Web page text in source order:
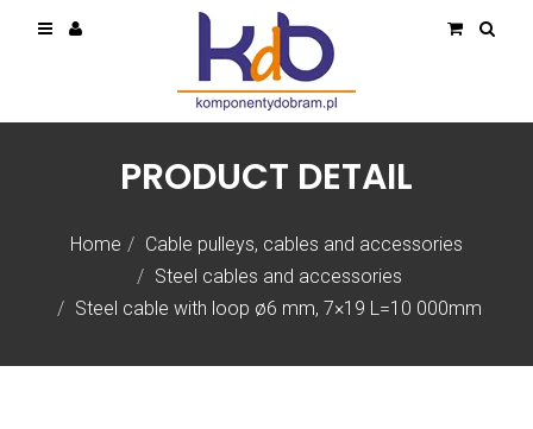
Home
Cable pulleys, cables and accessories
Steel cables and accessories
Steel cable with loop ø6 mm, 7×19 L=10 000mm
PRODUCT DETAIL